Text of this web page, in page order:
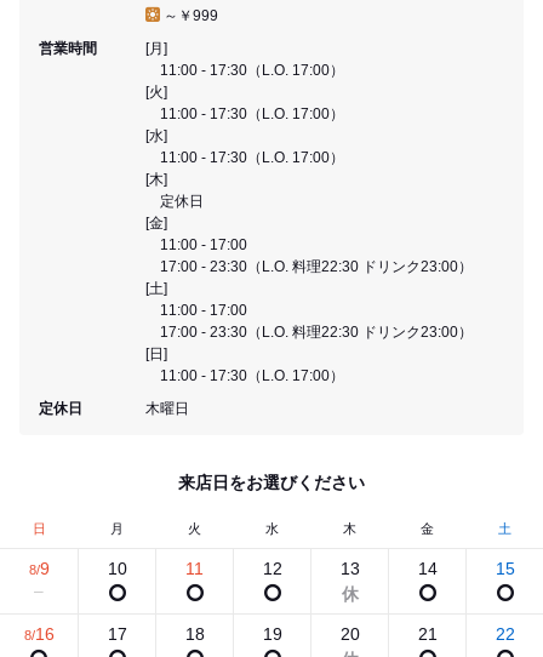
～￥999
営業時間
[月]
11:00 - 17:30（L.O. 17:00）
[火]
11:00 - 17:30（L.O. 17:00）
[水]
11:00 - 17:30（L.O. 17:00）
[木]
定休日
[金]
11:00 - 17:00
17:00 - 23:30（L.O. 料理22:30 ドリンク23:00）
[土]
11:00 - 17:00
17:00 - 23:30（L.O. 料理22:30 ドリンク23:00）
[日]
11:00 - 17:30（L.O. 17:00）
定休日
木曜日
来店日をお選びください
日 月 火 水 木 金 土
8/9 10 11 12 13 14 15
8/16 17 18 19 20 21 22